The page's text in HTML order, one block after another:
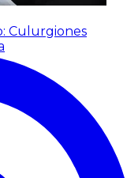
Culurgiones